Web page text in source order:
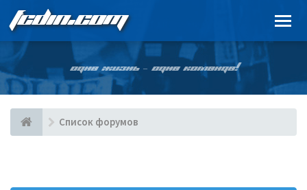
FCDIN.COM
ОДНА ЖИЗНЬ – ОДНА КОМАНДА!
Список форумов